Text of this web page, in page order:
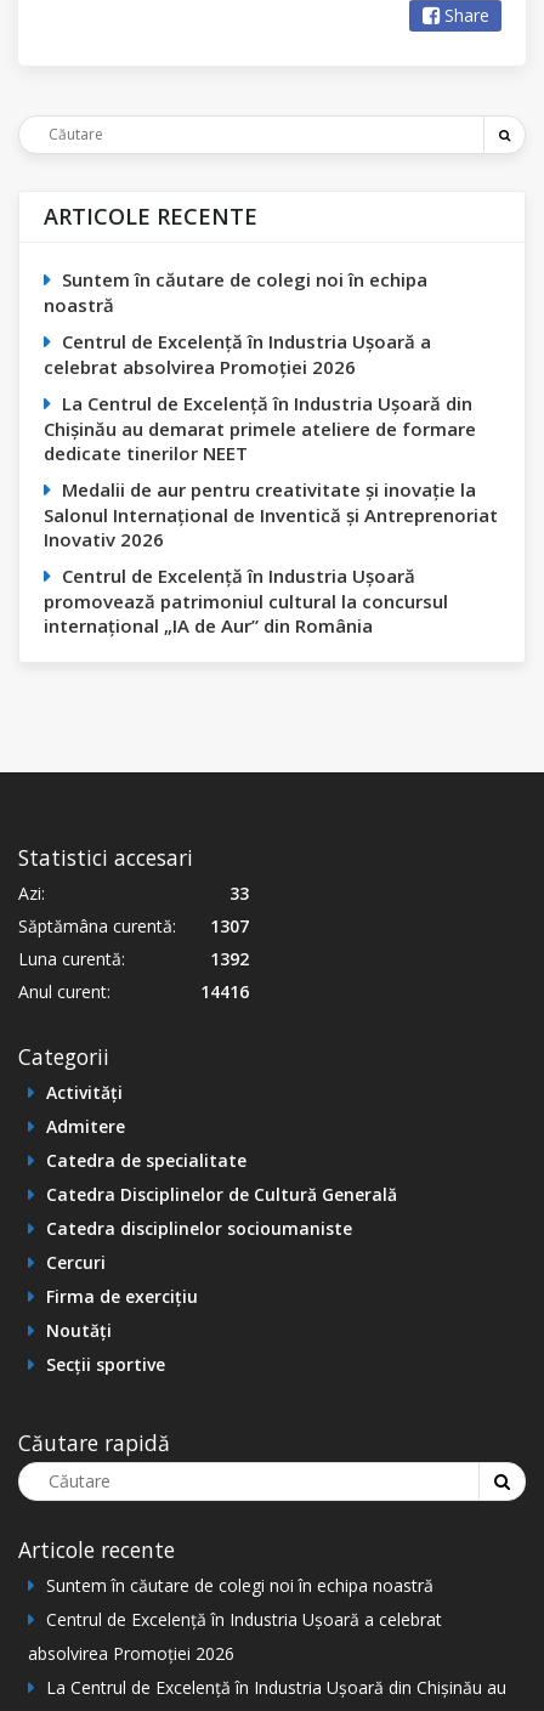
Share
ARTICOLE RECENTE
Suntem în căutare de colegi noi în echipa
noastră
Centrul de Excelență în Industria Ușoară a
celebrat absolvirea Promoției 2026
La Centrul de Excelență în Industria Ușoară din
Chișinău au demarat primele ateliere de formare
dedicate tinerilor NEET
Medalii de aur pentru creativitate și inovație la
Salonul Internațional de Inventică și Antreprenoriat
Inovativ 2026
Centrul de Excelență în Industria Ușoară
promovează patrimoniul cultural la concursul
internațional „IA de Aur” din România
Statistici accesari
Azi:
33
Săptămâna curentă:
1307
Luna curentă:
1392
Anul curent:
14416
Categorii
Activități
Admitere
Catedra de specialitate
Catedra Disciplinelor de Cultură Generală
Catedra disciplinelor socioumaniste
Cercuri
Firma de exercițiu
Noutăți
Secții sportive
Căutare rapidă
Articole recente
Suntem în căutare de colegi noi în echipa noastră
Centrul de Excelență în Industria Ușoară a celebrat
absolvirea Promoției 2026
La Centrul de Excelență în Industria Ușoară din Chișinău au